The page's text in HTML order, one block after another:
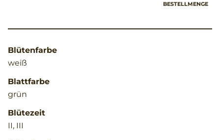
BESTELLMENGE
Blütenfarbe
weiß
Blattfarbe
grün
Blütezeit
II, III